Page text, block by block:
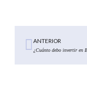
Ant
ANTERIOR